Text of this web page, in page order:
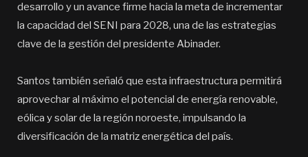
desarrollo y un avance firme hacia la meta de incrementar
la capacidad del SENI para 2028, una de las estrategias
clave de la gestión del presidente Abinader.
Santos también señaló que esta infraestructura permitirá
aprovechar al máximo el potencial de energía renovable,
eólica y solar de la región noroeste, impulsando la
diversificación de la matriz energética del país.